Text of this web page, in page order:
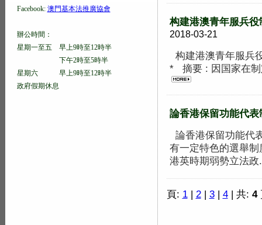
Facebook: 澳門基本法推廣協會
辦公時間：
星期一至五 早上9時至12時半
下午2時至5時半
星期六 早上9時至12時半
政府假期休息
构建港澳青年服兵
2018-03-21
构建港澳青年服兵
* 摘要 : 因国家在制
論香港保留功能代
論香港保留功能代
有一定特色的選舉
港英時期弱勢立法
頁: 1| 2| 3| 4| 共: 4